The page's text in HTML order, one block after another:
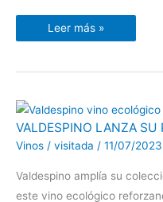
Leer más »
VALDESPINO LANZA SU
Vinos / visitada / 11/07/2023
Valdespino amplía su
este vino ecológico
VALDESPINO
LANZA
SU
PRIMER
ECOLÓGICO